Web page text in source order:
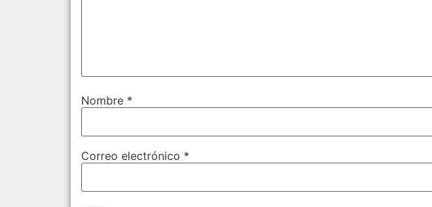
Nombre *
Correo electrónico *